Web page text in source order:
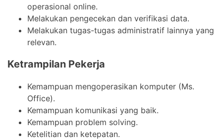
operasional online.
Melakukan pengecekan dan verifikasi data.
Melakukan tugas-tugas administratif lainnya yang
relevan.
Ketrampilan Pekerja
Kemampuan mengoperasikan komputer (Ms.
Office).
Kemampuan komunikasi yang baik.
Kemampuan problem solving.
Ketelitian dan ketepatan.